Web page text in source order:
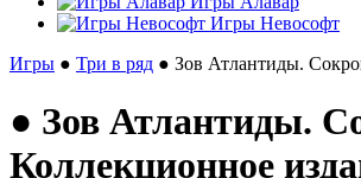
Игры Невософт
Игры ● Три в ряд ● Зов Атлантиды.
● Зов Атлантиды.
Коллекционное